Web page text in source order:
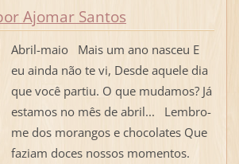
Ajomar Santos
Abril-maio Mais um ano nasceu E
eu ainda não te vi, Desde aquele dia
que você partiu. O que mudamos? Já
estamos no mês de abril... Lembro-
me dos morangos e chocolates Que
faziam doces nossos momentos.